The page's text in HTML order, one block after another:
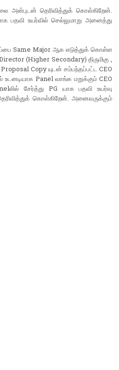
அன்புடன் தெரிவித்துக் கொள்கிறேன்.
பதவி உயர்வில் செல்லுமாறு அனைத்து
Same Major ஆக எடுத்துக் கொள்ள
(Higher Secondary) திருமிகு ,
Copy யுடன் சம்பந்தப்பட்ட CEO
Panel வாங்க மறுக்கும் CEO
சேர்த்து PG யாக பதவி உயர்வு
கொள்கிறேன். அனைவருக்கும்